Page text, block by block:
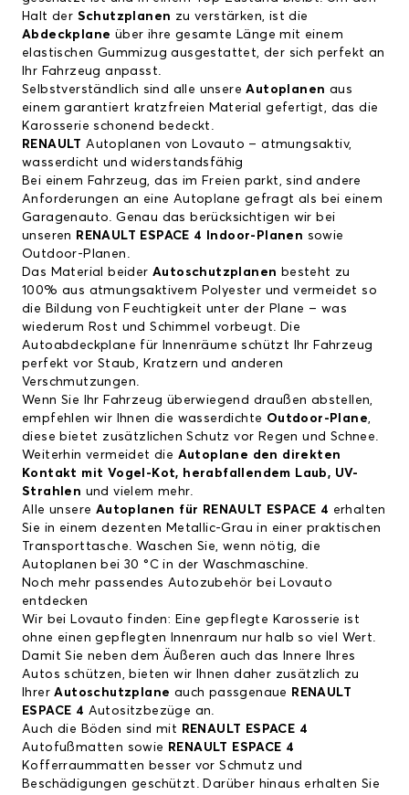
Halt der Schutzplanen zu verstärken, ist die
Abdeckplane über ihre gesamte Länge mit einem
elastischen Gummizug ausgestattet, der sich perfekt an
Ihr Fahrzeug anpasst.
Selbstverständlich sind alle unsereAutoplanen aus
einem garantiert kratzfreien Material gefertigt, das die
Karosserie schonend bedeckt.
RENAULTAutoplanen von Lovauto – atmungsaktiv,
wasserdicht und widerstandsfähig
Bei einem Fahrzeug, das im Freien parkt, sind andere
Anforderungen an eine Autoplane gefragt als bei einem
Garagenauto. Genau das berücksichtigen wir bei
unseren RENAULT ESPACE 4 Indoor-Planen sowie
Outdoor-Planen.
Das Material beider Autoschutzplanen besteht zu
100% aus atmungsaktivem Polyester und vermeidet so
die Bildung von Feuchtigkeit unter der Plane – was
wiederum Rost und Schimmel vorbeugt. Die
Autoabdeckplane für Innenräume schützt Ihr Fahrzeug
perfekt vor Staub, Kratzern und anderen
Verschmutzungen.
Wenn Sie Ihr Fahrzeug überwiegend draußen abstellen,
empfehlen wir Ihnen die wasserdichte Outdoor-Plane,
diese bietet zusätzlichen Schutz vor Regen und Schnee.
Weiterhin vermeidet die Autoplane den direkten
Kontakt mit Vogel-Kot, herabfallendem Laub, UV-
Strahlen und vielem mehr.
Alle unsere Autoplanen für RENAULT ESPACE 4 erhalten
Sie in einem dezenten Metallic-Grau in einer praktischen
Transporttasche. Waschen Sie, wenn nötig, die
Autoplanen bei 30 °C in der Waschmaschine.
Noch mehr passendes Autozubehör bei Lovauto
entdecken
Wir bei Lovauto finden: Eine gepflegte Karosserie ist
ohne einen gepflegten Innenraum nur halb so viel Wert.
Damit Sie neben dem Äußeren auch das Innere Ihres
Autos schützen, bieten wir Ihnen daher zusätzlich zu
IhrerAutoschutzplane auch passgenaue RENAULT
ESPACE 4 Autositzbezüge an.
Auch die Böden sind mit RENAULT ESPACE 4
Autofußmatten sowie RENAULT ESPACE 4
Kofferraummatten besser vor Schmutz und
Beschädigungen geschützt. Darüber hinaus erhalten Sie